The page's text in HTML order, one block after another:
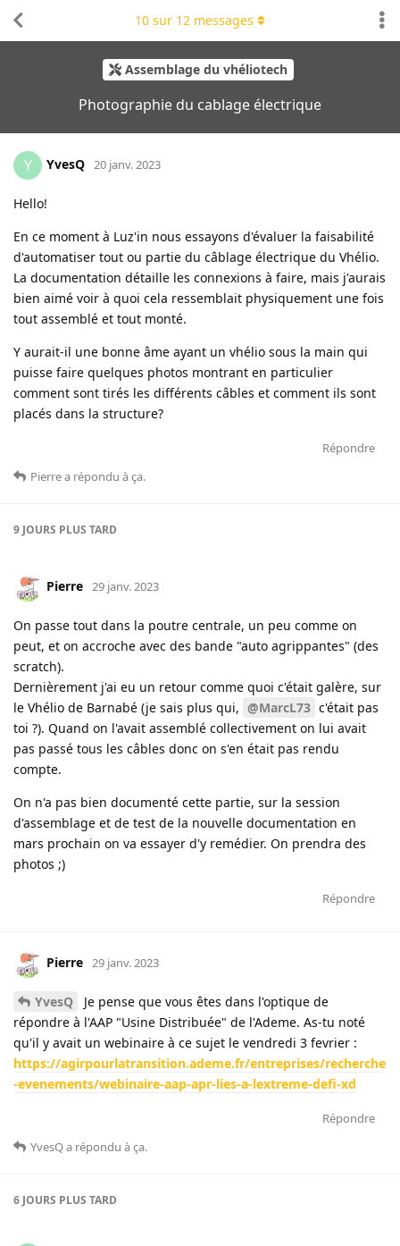
Assemblage du vhéliotech
Photographie du cablage électrique
10 sur 12 messages
Y YvesQ 20 janv. 2023
Hello!
En ce moment à Luz'in nous essayons d'évaluer la faisabilité
d'automatiser tout ou partie du câblage électrique du Vhélio.
La documentation détaille les connexions à faire, mais j'aurais
bien aimé voir à quoi cela ressemblait physiquement une fois
tout assemblé et tout monté.
Y aurait-il une bonne âme ayant un vhélio sous la main qui
puisse faire quelques photos montrant en particulier
comment sont tirés les différents câbles et comment ils sont
placés dans la structure?
Répondre
Pierrea répondu à ça.
9 JOURS PLUS TARD
Pierre 29 janv. 2023
On passe tout dans la poutre centrale, un peu comme on
peut, et on accroche avec des bande "auto agrippantes" (des
scratch).
Dernièrement j'ai eu un retour comme quoi c'était galère, sur
le Vhélio de Barnabé (je sais plus qui, @MarcL73 c'était pas
toi ?). Quand on l'avait assemblé collectivement on lui avait
pas passé tous les câbles donc on s'en était pas rendu
compte.
On n'a pas bien documenté cette partie, sur la session
d'assemblage et de test de la nouvelle documentation en
mars prochain on va essayer d'y remédier. On prendra des
photos ;)
Répondre
Pierre 29 janv. 2023
YvesQ
Je pense que vous êtes dans l'optique de
répondre à l'AAP "Usine Distribuée" de l'Ademe. As-tu noté
qu'il y avait un webinaire à ce sujet le vendredi 3 fevrier :
https://agirpourlatransition.ademe.fr/entreprises/recherche
-evenements/webinaire-aap-apr-lies-a-lextreme-defi-xd
Répondre
YvesQa répondu à ça.
6 JOURS PLUS TARD